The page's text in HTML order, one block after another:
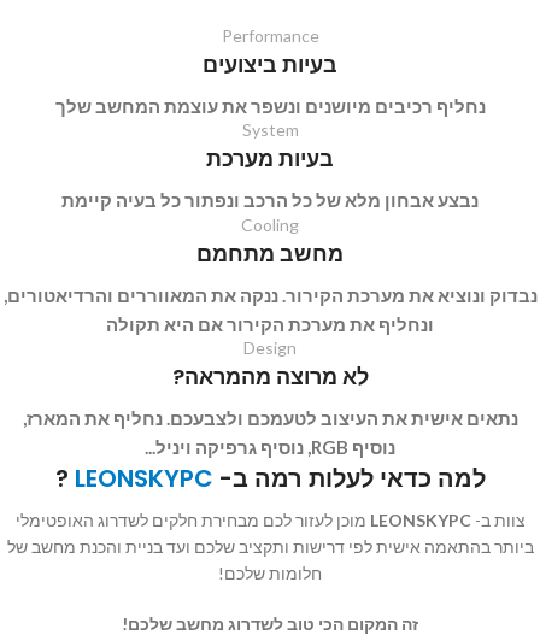
Performance
בעיות ביצועים
נחליף רכיבים מיושנים ונשפר את עוצמת המחשב שלך
System
בעיות מערכת
נבצע אבחון מלא של כל הרכב ונפתור כל בעיה קיימת
Cooling
מחשב מתחמם
נבדוק ונוציא את מערכת הקירור. ננקה את המאווררים והרדיאטורים,
ונחליף את מערכת הקירור אם היא תקולה
Design
לא מרוצה מהמראה?
נתאים אישית את העיצוב לטעמכם ולצבעכם. נחליף את המארז,
נוסיף RGB, נוסיף גרפיקה ויניל...
למה כדאי לעלות רמה ב- LEONSKYPC
?
צוות ב- LEONSKYPC מוכן לעזור לכם מבחירת חלקים לשדרוג האופטימלי
ביותר בהתאמה אישית לפי דרישות ותקציב שלכם ועד בניית והכנת מחשב של
חלומות שלכם!
זה המקום הכי טוב לשדרוג מחשב שלכם!